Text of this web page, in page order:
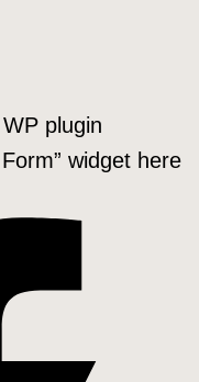
plugin
widget here